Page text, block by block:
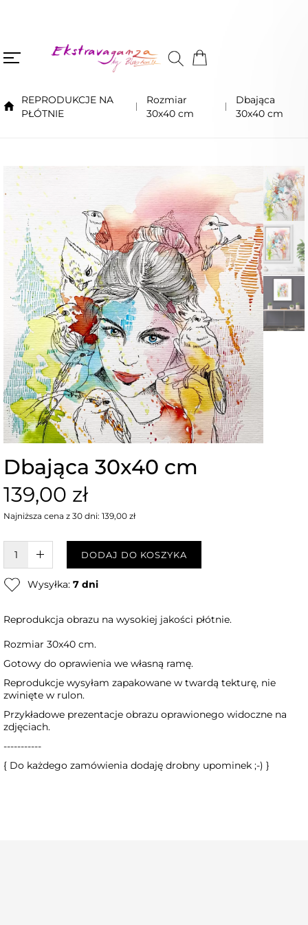
REPRODUKCJE NA
PŁÓTNIE
Rozmiar
30x40 cm
Dbająca
30x40 cm
Dbająca 30x40 cm
139,00 zł
Najniższa cena z 30 dni: 139,00 zł
W KOSZYKU :)DODAJ DO KOSZYKA
Wysyłka: 7 dni
Reprodukcja obrazu na wysokiej jakości płótnie.
Rozmiar 30x40 cm.
Gotowy do oprawienia we własną ramę.
Reprodukcje wysyłam zapakowane w twardą tekturę, nie
zwinięte w rulon.
Przykładowe prezentacje obrazu oprawionego widoczne na
zdjęciach.
-----------
{ Do każdego zamówienia dodaję drobny upominek ;-) }